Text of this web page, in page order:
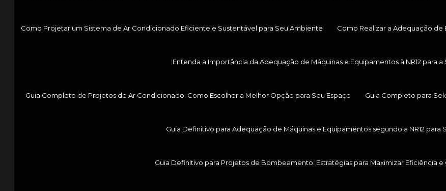
Como Projetar um Sistema de Ar Condicionado Eficiente e Sustentável para Seu Ambiente Como Realizar a Adequação de
Entenda a Importância da Adequação de Máquinas e Equipamentos à NR12 para a
Guia Completo de Projetos de Ar Condicionado: Como Escolher a Melhor Opção para Seu Espaço Guia Completo para
Guia Definitivo para Adequação de Máquinas e Equipamentos segundo a NR12 para
Guia Definitivo para Projetos de Bombeamento: Estratégias para Maximizar Eficiência